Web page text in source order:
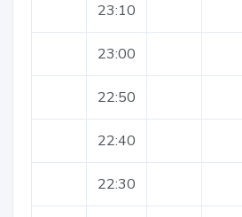
23:10
23:00
22:50
22:40
22:30